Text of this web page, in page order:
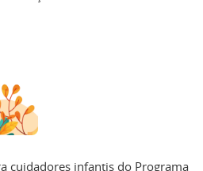
cuidadores infantis do Programa